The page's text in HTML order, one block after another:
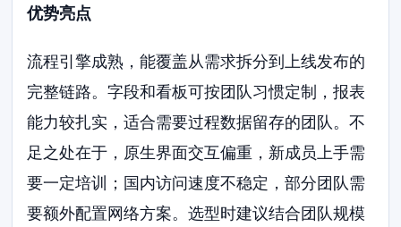
优势亮点
流程引擎成熟，能覆盖从需求拆分到上线发布的
完整链路。字段和看板可按团队习惯定制，报表
能力较扎实，适合需要过程数据留存的团队。不
足之处在于，原生界面交互偏重，新成员上手需
要一定培训；国内访问速度不稳定，部分团队需
要额外配置网络方案。选型时建议结合团队规模